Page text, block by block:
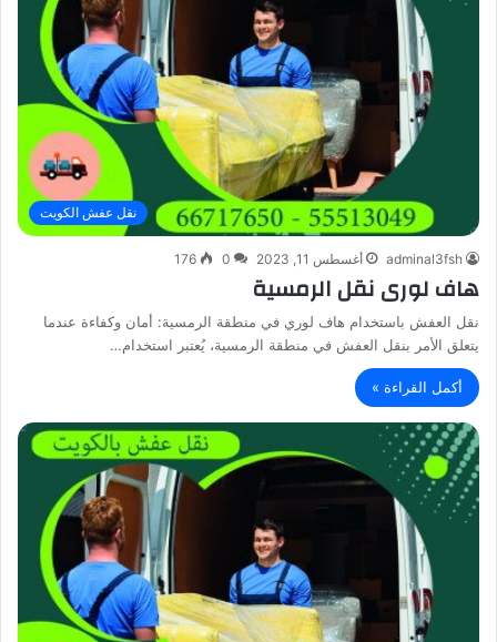
نقل عفش الكويت
adminal3fsh أغسطس 11, 2023 0
176
هاف لورى نقل الرمسية
نقل العفش باستخدام هاف لوري في منطقة الرمسية: أمان وكفاءة عندما
يتعلق الأمر بنقل العفش في منطقة الرمسية، يُعتبر استخدام…
أكمل القراءة »